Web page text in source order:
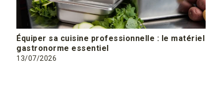
Équiper sa cuisine professionnelle : le matériel
gastronorme essentiel
13/07/2026